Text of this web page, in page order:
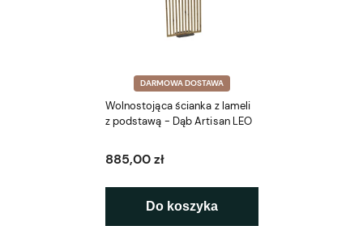
DARMOWA DOSTAWA
Wolnostojąca ścianka z lameli
z podstawą - Dąb Artisan LEO
885,00 zł
Do koszyka